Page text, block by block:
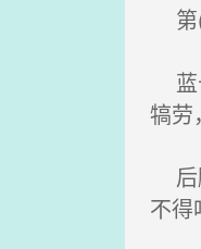
第
蓝
犒劳
后
不得